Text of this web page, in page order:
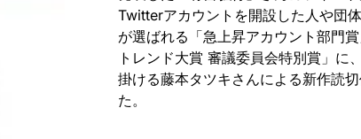
Twitterアカウントを開設した人や団
が選ばれる「急上昇アカウント部門
トレンド大賞 審議委員会特別賞」に
掛ける藤本タツキさんによる新作読
た。